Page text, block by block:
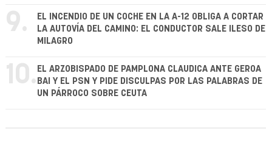
9.
EL INCENDIO DE UN COCHE EN LA A-12 OBLIGA A CORTAR
LA AUTOVÍA DEL CAMINO: EL CONDUCTOR SALE ILESO DE
MILAGRO
10. EL ARZOBISPADO DE PAMPLONA CLAUDICA ANTE GEROA
BAI Y EL PSN Y PIDE DISCULPAS POR LAS PALABRAS DE
UN PÁRROCO SOBRE CEUTA